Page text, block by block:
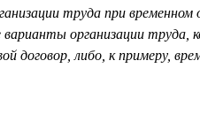
труда при
организации
либо, к примеру,